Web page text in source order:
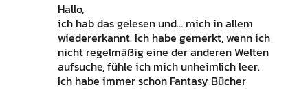
Hallo,
ich hab das gelesen und… mich in allem
wiedererkannt. Ich habe gemerkt, wenn ich
nicht regelmäßig eine der anderen Welten
aufsuche, fühle ich mich unheimlich leer.
Ich habe immer schon Fantasy Bücher